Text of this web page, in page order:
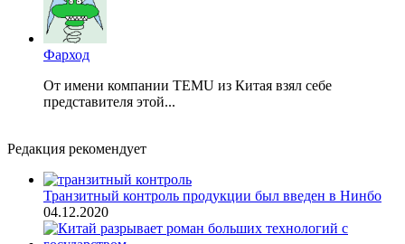
Фарход
От имени компании TEMU из Китая взял себе
представителя этой...
Редакция рекомендует
Транзитный контроль продукции был введен в Нинбо
04.12.2020